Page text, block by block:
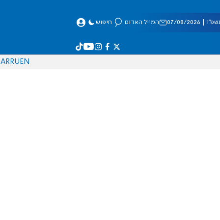
08/2026 המייל האדום חיפוש
EN
RU
AR